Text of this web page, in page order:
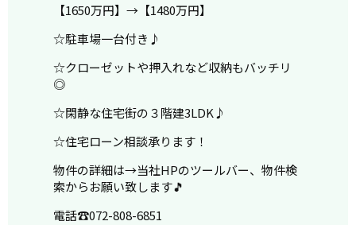
【1650万円】→【1480万円】
☆駐車場一台付き♪
☆クローゼットや押入れなど収納もバッチリ
◎
☆閑静な住宅街の３階建3LDK♪
☆住宅ローン相談承ります！
物件の詳細は→当社HPのツールバー、物件検
索からお願い致します🎵
電話☎️072-808-6851